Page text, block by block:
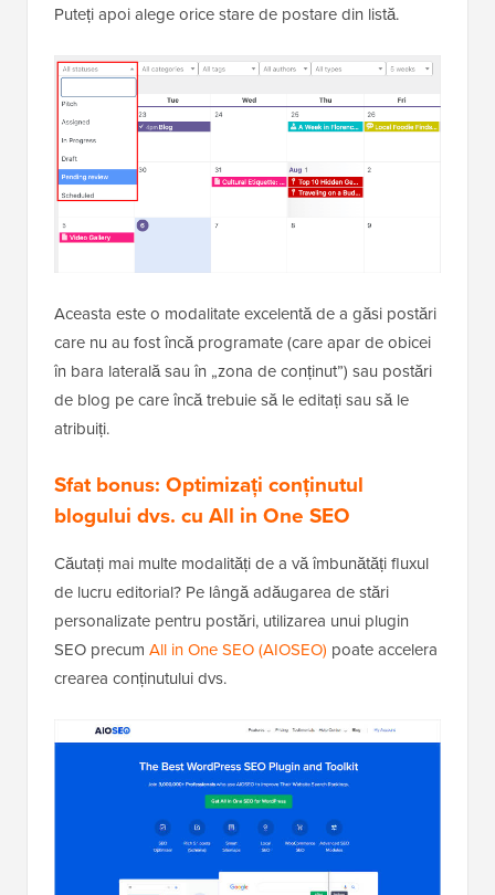
Puteți apoi alege orice stare de postare din listă.
Aceasta este o modalitate excelentă de a găsi postări
care nu au fost încă programate (care apar de obicei
în bara laterală sau în „zona de conținut”) sau postări
de blog pe care încă trebuie să le editați sau să le
atribuiți.
Sfat bonus: Optimizați conținutul
blogului dvs. cu All in One SEO
Căutați mai multe modalități de a vă îmbunătăți fluxul
de lucru editorial? Pe lângă adăugarea de stări
personalizate pentru postări, utilizarea unui plugin
SEO precum All in One SEO (AIOSEO) poate accelera
crearea conținutului dvs.